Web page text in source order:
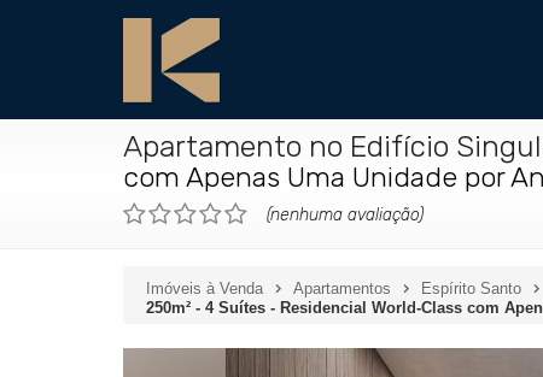
Apartamento no Edifício
com Apenas Uma Unidade por
(nenhuma avaliação)
Imóveis à Venda Apartamentos Espírito Santo
250m² - 4 Suítes - Residencial World-Class com